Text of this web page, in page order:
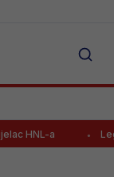
Legendarni